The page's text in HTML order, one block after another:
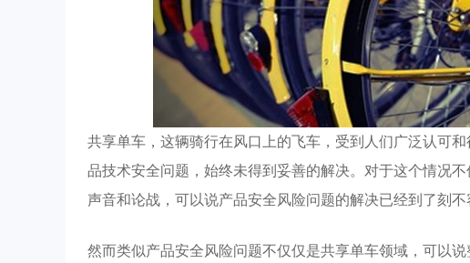
共享单车，这辆骑行在风口上的飞车，受到人们广泛认可
品技术安全问题，始终未得到妥善的解决。对于这个情况
声音和论战，可以说产品安全风险问题的解决已经到了刻不
然而类似产品安全风险问题不仅仅是共享单车领域，可以